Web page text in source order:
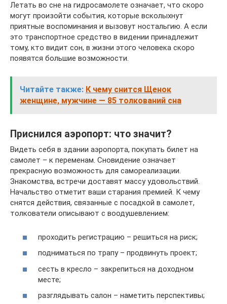
Летать во сне на гидросамолете означает, что скоро
могут произойти события, которые всколыхнут
приятные воспоминания и вызовут ностальгию. А если
это транспортное средство в видении принадлежит
тому, кто видит сон, в жизни этого человека скоро
появятся большие возможности.
Читайте также: К чему снится Щенок
женщине, мужчине — 85 толкований сна
Приснился аэропорт: что значит?
Видеть себя в здании аэропорта, покупать билет на
самолет – к переменам. Сновидение означает
прекрасную возможность для самореализации.
Знакомства, встречи доставят массу удовольствий.
Начальство отметит ваши старания премией. К чему
снятся действия, связанные с посадкой в самолет,
толкователи описывают с воодушевлением:
проходить регистрацию – решиться на риск;
подниматься по трапу – продвинуть проект;
сесть в кресло – закрепиться на доходном
месте;
разглядывать салон – наметить перспективы;